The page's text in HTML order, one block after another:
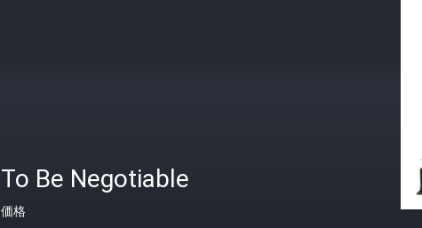
To Be Negotiable
価格